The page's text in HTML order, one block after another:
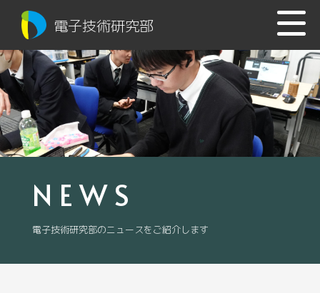
電子技術研究部
NEWS
電子技術研究部のニュースをご紹介します